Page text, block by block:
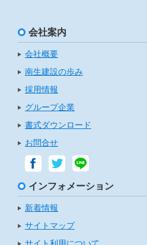
会社案内
会社概要
南生建設の歩み
採用情報
グループ企業
書式ダウンロード
お問合せ
インフォメーション
新着情報
サイトマップ